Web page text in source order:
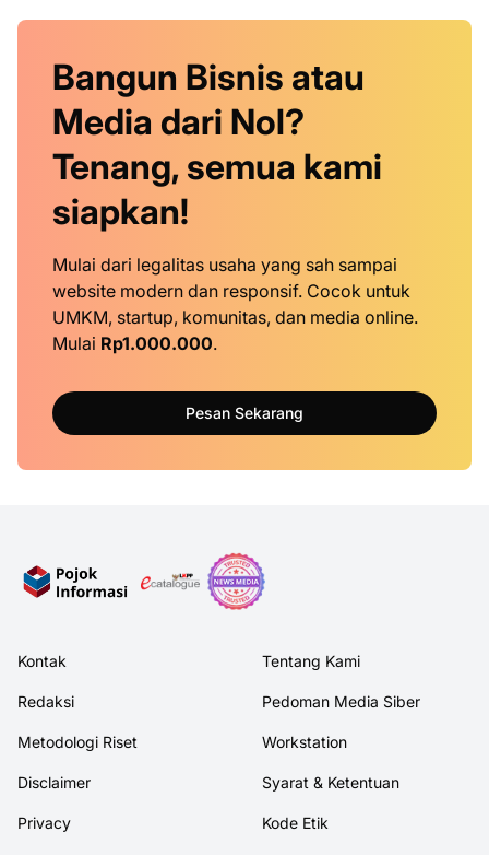
Bangun Bisnis atau
Media dari Nol?
Tenang, semua kami
siapkan!
Mulai dari legalitas usaha yang sah sampai
website modern dan responsif. Cocok untuk
UMKM, startup, komunitas, dan media online.
Mulai Rp1.000.000.
Pesan Sekarang
Kontak Tentang Kami
Redaksi Pedoman Media Siber
Metodologi Riset Workstation
Disclaimer Syarat & Ketentuan
Privacy Kode Etik